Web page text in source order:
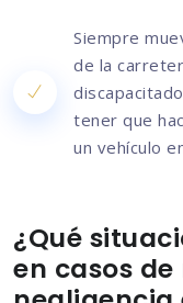
Siempre
de la
tener que
un vehículo
¿Qué
en casos